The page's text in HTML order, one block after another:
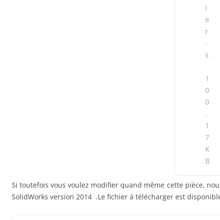
i
e
r
·
s
1
0
0
.
1
7
K
B
Si toutefois vous voulez modifier quand même cette pièce,
SolidWorks version 2014 .Le fichier à télécharger est